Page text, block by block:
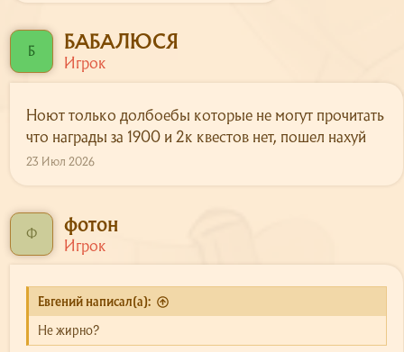
Б БАБАЛЮСЯ
Игрок
Ноют только долбоебы которые не могут прочитать
что награды за 1900 и 2к квестов нет, пошел нахуй
23 Июл 2026
Ф фотон
Игрок
Евгений написал(а):
Не жирно?